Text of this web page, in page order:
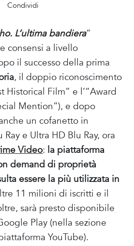
Condividi
L’ultima bandiera”
consensi a livello
il successo della prima
, il doppio riconoscimento
Historical Film” e l’“Award
Mention”), e dopo
un cofanetto in
e Ultra HD Blu Ray, ora
Video: la piattaforma
demand di proprietà
essere la più utilizzata in
11 milioni di iscritti e il
sarà presto disponibile
Play (nella sezione
YouTube).